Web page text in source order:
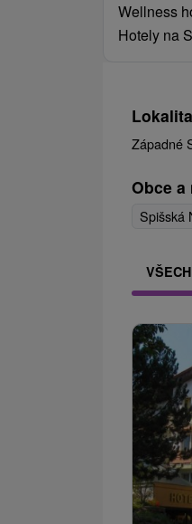
Wellness
Hotely na
Lokalita
Západné
Obce a
Spišská